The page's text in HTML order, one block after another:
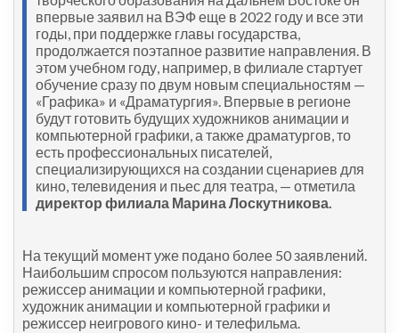
впервые заявил на ВЭФ еще в 2022 году и все эти
годы, при поддержке главы государства,
продолжается поэтапное развитие направления. В
этом учебном году, например, в филиале стартует
обучение сразу по двум новым специальностям —
«Графика» и «Драматургия». Впервые в регионе
будут готовить будущих художников анимации и
компьютерной графики, а также драматургов, то
есть профессиональных писателей,
специализирующихся на создании сценариев для
кино, телевидения и пьес для театра, — отметила
директор филиала Марина Лоскутникова.
На текущий момент уже подано более 50 заявлений.
Наибольшим спросом пользуются направления:
режиссер анимации и компьютерной графики,
художник анимации и компьютерной графики и
режиссер неигрового кино- и телефильма.